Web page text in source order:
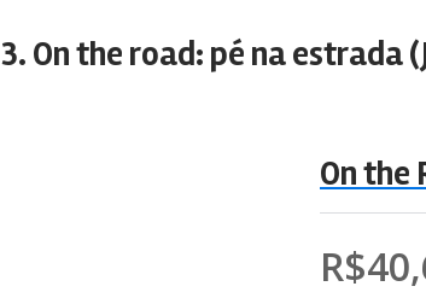
3. On the road: pé na estrada
On the